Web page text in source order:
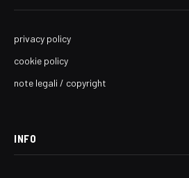
privacy policy
cookie policy
note legali / copyright
INFO